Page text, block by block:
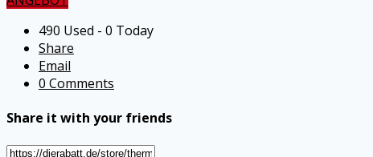
490 Used - 0 Today
Share
Email
0 Comments
Share it with your friends